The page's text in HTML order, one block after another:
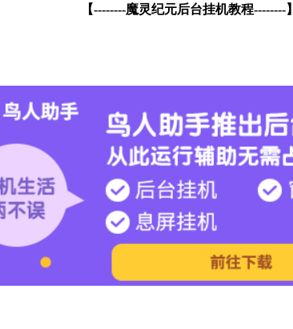
【--------魔灵纪元后台挂机教程--------】